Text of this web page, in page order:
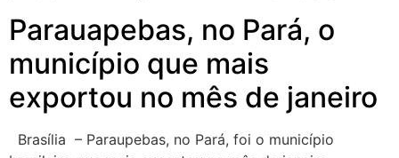
Parauapebas, no Pará, o
município que mais
exportou no mês de janeiro
Brasília – Paraupebas, no Pará, foi o município